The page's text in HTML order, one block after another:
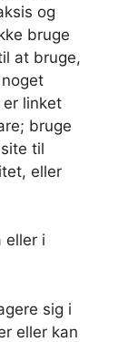
og
bruge
at bruge,
linket
bruge
til
eller
eller i
sig i
eller kan